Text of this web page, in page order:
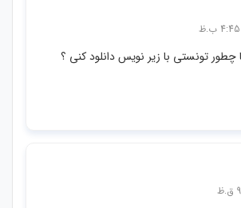
چطور تونستی با زیر نویس دانلود کنی ؟